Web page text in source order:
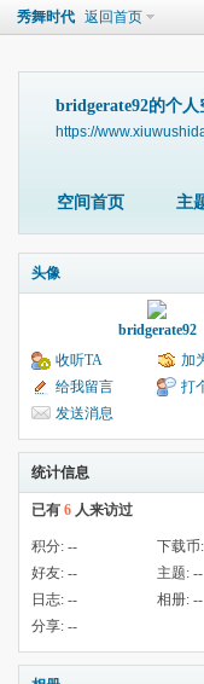
秀舞时代 返回首页
bridgerate92的个人
https://
空间首页 主
头像
bridgerate92
收听TA
加
给我留言
打
发送消息
统计信息
已有 6 人来访过
积分: -- 下载币:
好友: -- 主题: --
日志: -- 相册: --
分享: --